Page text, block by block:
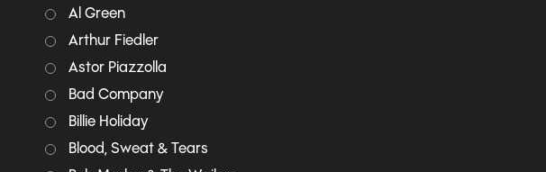
Al Green
Arthur Fiedler
Astor Piazzolla
Bad Company
Billie Holiday
Blood, Sweat & Tears